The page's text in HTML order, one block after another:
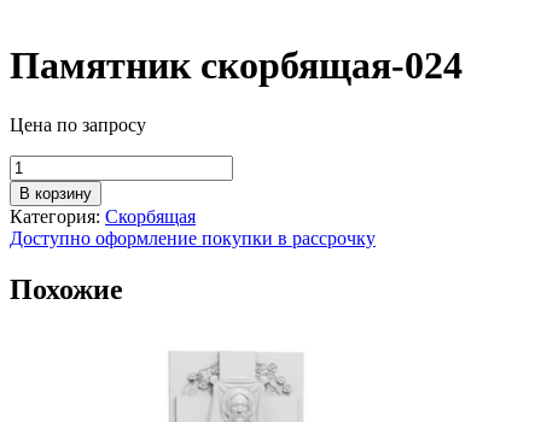
Памятник скорбящая-024
Цена по запросу
Количество
товара
Памятник
скорбящая-024
В корзину
Категория: Скорбящая
Доступно оформление покупки в рассрочку
Похожие